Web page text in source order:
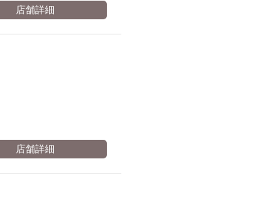
店舗詳細
店舗詳細